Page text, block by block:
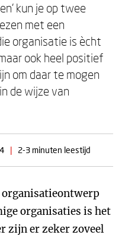
kun je op twee
met een
organisatie is ècht
ook heel positief
om daar te mogen
de wijze van
| 2-3 minuten leestijd
organisaties is het
zijn er zeker zoveel